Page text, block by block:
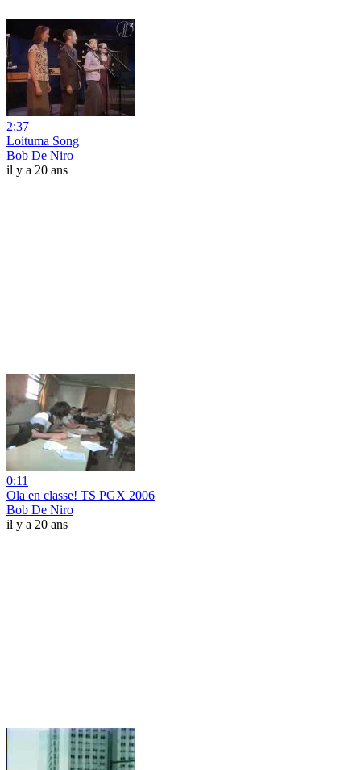
2:37
Loituma Song
Bob De Niro
il y a 20 ans
0:11
Ola en classe! TS PGX 2006
Bob De Niro
il y a 20 ans